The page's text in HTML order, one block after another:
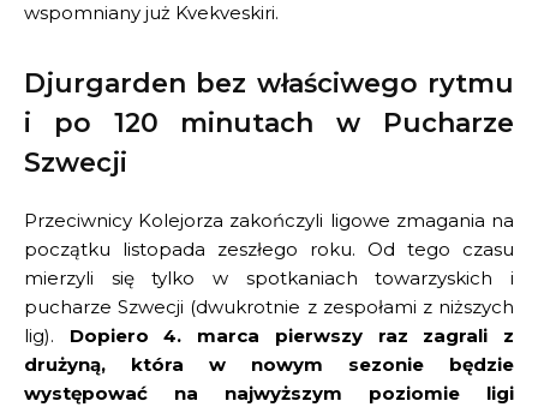
wspomniany już Kvekveskiri.
Djurgarden bez właściwego rytmu
i po 120 minutach w Pucharze
Szwecji
Przeciwnicy Kolejorza zakończyli ligowe zmagania na
początku listopada zeszłego roku. Od tego czasu
mierzyli się tylko w spotkaniach towarzyskich i
pucharze Szwecji (dwukrotnie z zespołami z niższych
lig). Dopiero 4. marca pierwszy raz zagrali z
drużyną, która w nowym sezonie będzie
występować na najwyższym poziomie ligi